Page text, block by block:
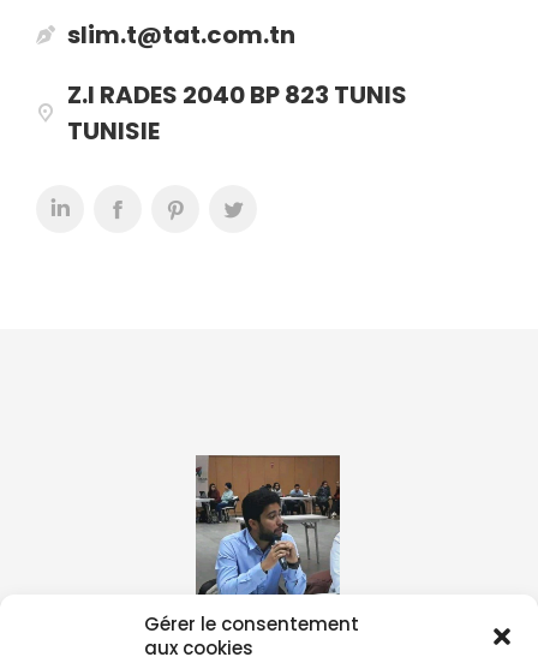
Gérer le consentement
aux cookies
slim.t@tat.com.tn
Z.I RADES 2040 BP 823 TUNIS
TUNISIE